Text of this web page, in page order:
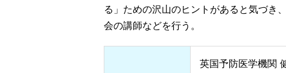
る」ための沢山のヒントがあると気づき
会の講師などを行う。
英国予防医学機関